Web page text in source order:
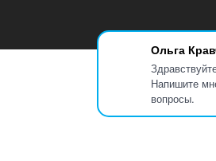
Ольга
Напишите
вопросы.